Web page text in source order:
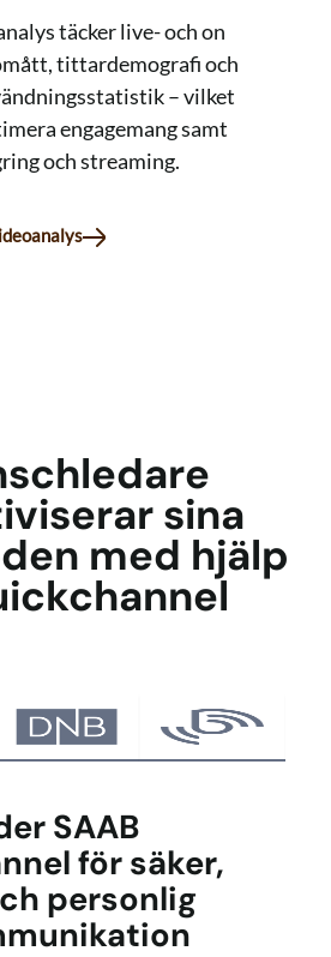
täcker live- och on
tittardemografi och
– vilket
engagemang samt
och streaming.
sina
med hjälp
SAAB
för säker,
personlig